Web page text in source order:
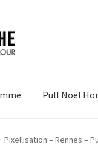
Pull Noël
Pixellisation – Rennes –